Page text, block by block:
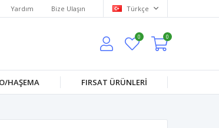
Yardım Bize Ulaşın Türkçe
0 0
HAŞEMA FIRSAT ÜRÜNLERİ